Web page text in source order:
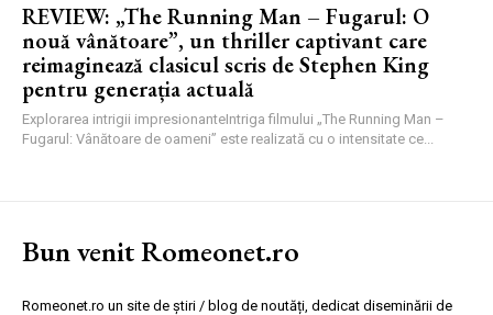
REVIEW: „The Running Man – Fugarul: O
nouă vânătoare”, un thriller captivant care
reimaginează clasicul scris de Stephen King
pentru generația actuală
Explorarea intrigii impresionanteIntriga filmului „The Running Man –
Fugarul: Vânătoare de oameni” este realizată cu o intensitate ce...
Bun venit Romeonet.ro
Romeonet.ro un site de știri / blog de noutăți, dedicat diseminării de